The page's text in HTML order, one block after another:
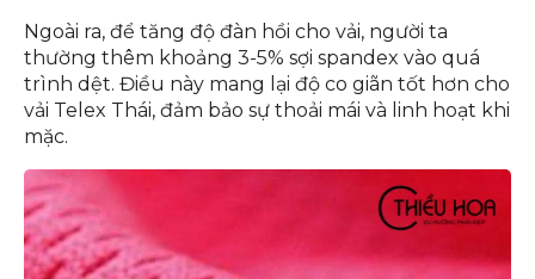
Ngoài ra, để tăng độ đàn hồi cho vải, người ta
thường thêm khoảng 3-5% sợi spandex vào quá
trình dệt. Điều này mang lại độ co giãn tốt hơn cho
vải Telex Thái, đảm bảo sự thoải mái và linh hoạt khi
mặc.